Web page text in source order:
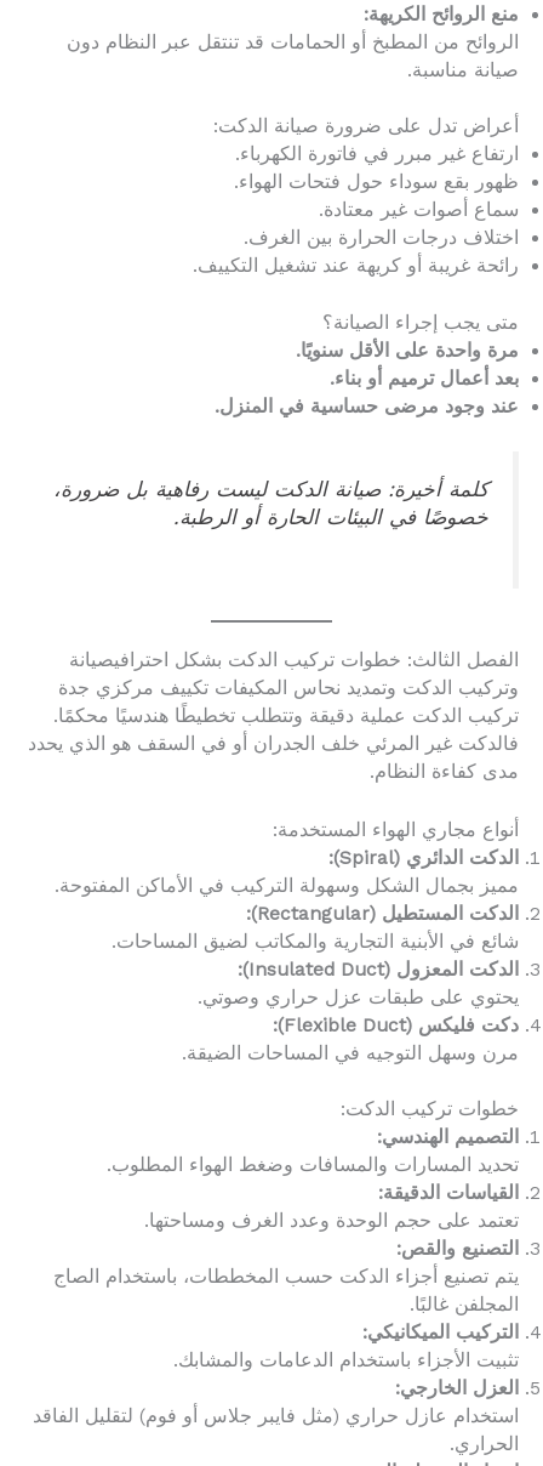
منع الروائح الكريهة:
الروائح من المطبخ أو الحمامات قد تنتقل عبر النظام دون
صيانة مناسبة.
أعراض تدل على ضرورة صيانة الدكت:
ارتفاع غير مبرر في فاتورة الكهرباء.
ظهور بقع سوداء حول فتحات الهواء.
سماع أصوات غير معتادة.
اختلاف درجات الحرارة بين الغرف.
رائحة غريبة أو كريهة عند تشغيل التكييف.
متى يجب إجراء الصيانة؟
مرة واحدة على الأقل سنويًا.
بعد أعمال ترميم أو بناء.
عند وجود مرضى حساسية في المنزل.
كلمة أخيرة: صيانة الدكت ليست رفاهية بل ضرورة،
خصوصًا في البيئات الحارة أو الرطبة.
الفصل الثالث: خطوات تركيب الدكت بشكل احترافيصيانة
وتركيب الدكت وتمديد نحاس المكيفات تكييف مركزي جدة
تركيب الدكت عملية دقيقة وتتطلب تخطيطًا هندسيًا محكمًا.
فالدكت غير المرئي خلف الجدران أو في السقف هو الذي يحدد
مدى كفاءة النظام.
أنواع مجاري الهواء المستخدمة:
الدكت الدائري (Spiral):
مميز بجمال الشكل وسهولة التركيب في الأماكن المفتوحة.
الدكت المستطيل (Rectangular):
شائع في الأبنية التجارية والمكاتب لضيق المساحات.
الدكت المعزول (Insulated Duct):
يحتوي على طبقات عزل حراري وصوتي.
دكت فليكس (Flexible Duct):
مرن وسهل التوجيه في المساحات الضيقة.
خطوات تركيب الدكت:
التصميم الهندسي:
تحديد المسارات والمسافات وضغط الهواء المطلوب.
القياسات الدقيقة:
تعتمد على حجم الوحدة وعدد الغرف ومساحتها.
التصنيع والقص:
يتم تصنيع أجزاء الدكت حسب المخططات، باستخدام الصاج
المجلفن غالبًا.
التركيب الميكانيكي:
تثبيت الأجزاء باستخدام الدعامات والمشابك.
العزل الخارجي:
استخدام عازل حراري (مثل فايبر جلاس أو فوم) لتقليل الفاقد
الحراري.